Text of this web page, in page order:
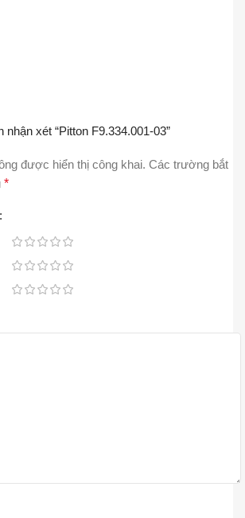
xét “Pitton F9.334.001-03”
được hiển thị công khai. Các trường bắt
*